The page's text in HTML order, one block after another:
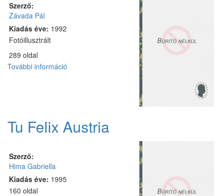
Szerző:
Závada Pál
Kiadás éve: 1992
Fotóillusztrált
289 oldal
További információ
Tu Felix Austria
Szerző:
Hima Gabriella
Kiadás éve: 1995
160 oldal